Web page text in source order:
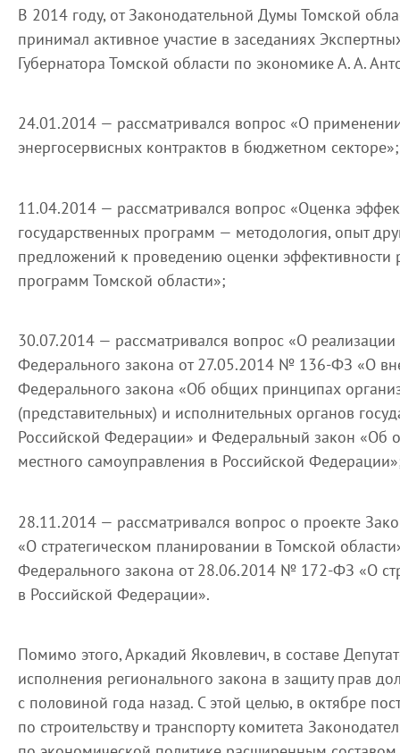
В 2014 году, от Законодательной Думы Томской
принимал активное участие в заседаниях
Губернатора Томской области по экономике А. А.
24.01.2014 — рассматривался вопрос «О
энергосервисных контрактов в бюджетном секторе»;
11.04.2014 — рассматривался вопрос «Оценка
государственных программ — методология, опыт
предложений к проведению оценки эффективности
программ Томской области»;
30.07.2014 — рассматривался вопрос «О
Федерального закона от 27.05.2014 № 136-ФЗ «О
Федерального закона «Об общих принципах
(представительных) и исполнительных органов
Российской Федерации» и Федеральный закон «Об
местного самоуправления в Российской
28.11.2014 — рассматривался вопрос о проекте
«О стратегическом планировании в Томской
Федерального закона от 28.06.2014 № 172-ФЗ «О
в Российской Федерации».
Помимо этого, Аркадий Яковлевич, в составе
исполнения регионального закона в защиту прав
с половиной года назад. С этой целью, в октябре
по строительству и транспорту комитета